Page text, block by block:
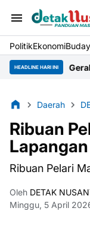
PolitikEkonomi
HEADLINE HARI INI
Gerakan
Daerah
Ribuan
Ribuan Pelari
Oleh DETAK
Minggu, 5 April